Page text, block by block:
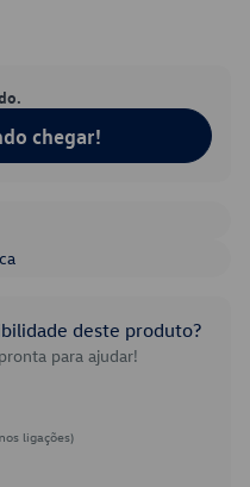
chegar!
deste produto?
para ajudar!
ligações)